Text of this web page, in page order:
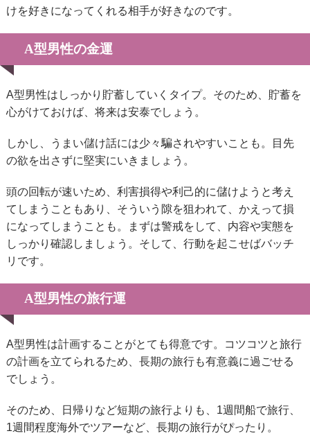
けを好きになってくれる相手が好きなのです。
A型男性の金運
A型男性はしっかり貯蓄していくタイプ。そのため、貯蓄を
心がけておけば、将来は安泰でしょう。
しかし、うまい儲け話には少々騙されやすいことも。目先
の欲を出さずに堅実にいきましょう。
頭の回転が速いため、利害損得や利己的に儲けようと考え
てしまうこともあり、そういう隙を狙われて、かえって損
になってしまうことも。まずは警戒をして、内容や実態を
しっかり確認しましょう。そして、行動を起こせばバッチ
リです。
A型男性の旅行運
A型男性は計画することがとても得意です。コツコツと旅行
の計画を立てられるため、長期の旅行も有意義に過ごせる
でしょう。
そのため、日帰りなど短期の旅行よりも、1週間船で旅行、
1週間程度海外でツアーなど、長期の旅行がぴったり。